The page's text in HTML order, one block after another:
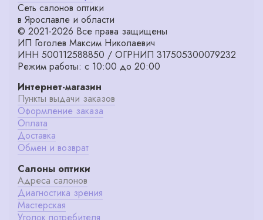
Сеть салонов оптики
в Ярославле и области
© 2021-2026 Все права защищены
ИП Гоголев Максим Николаевич
ИНН 500112588850 / ОГРНИП 317505300079232
Режим работы: с 10:00 до 20:00
Интернет-магазин
Пункты выдачи заказов
Оформление заказа
Оплата
Доставка
Обмен и возврат
Салоны оптики
Адреса салонов
Диагностика зрения
Мастерская
Уголок потребителя